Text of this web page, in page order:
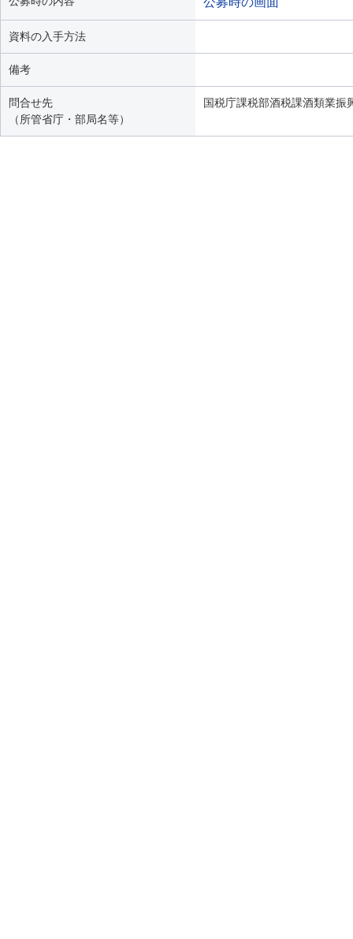
資料の入手方法
備考
問合せ先
（所管省庁・部局名等）
国税庁課税部酒税課酒類業